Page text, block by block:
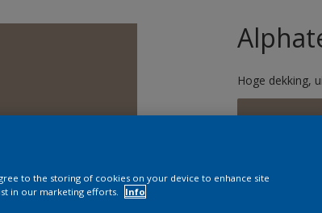
Hoge dekking,
Brave
Grootte
to the storing of cookies on your device to enhance site
in our marketing efforts.
Info